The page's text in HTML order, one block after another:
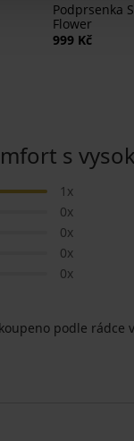
Podprsenka
Flower
999 Kč
s
1x
0x
0x
0x
0x
podle rádce